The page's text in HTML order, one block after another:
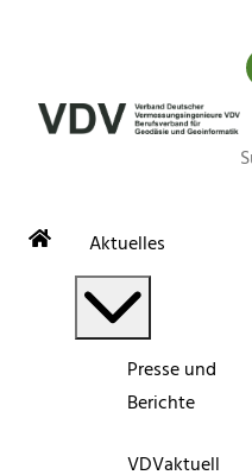
Aktuelles
Presse und
Berichte
VDVaktuell